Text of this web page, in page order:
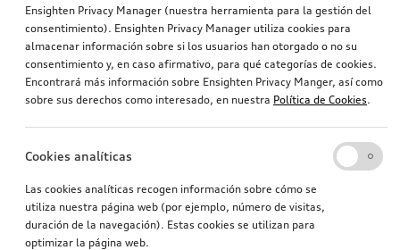
Reequipamiento de la Audi smartphone interface
395,67€PVPR*
Actualización de la navegación A1, Q3 Sportback
248,70 €PVPR*
Ensighten Privacy Manager (nuestra herramienta para la gestión del
consentimiento). Ensighten Privacy Manager utiliza cookies para
almacenar información sobre si los usuarios han otorgado o no su
consentimiento y, en caso afirmativo, para qué categorías de cookies.
Encontrará más información sobre Ensighten Privacy Manger, así como
sobre sus derechos como interesado, en nuestra Política de Cookies.
Cookies analíticas
Las cookies analíticas recogen información sobre cómo se
utiliza nuestra página web (por ejemplo, número de visitas,
duración de la navegación). Estas cookies se utilizan para
optimizar la página web.